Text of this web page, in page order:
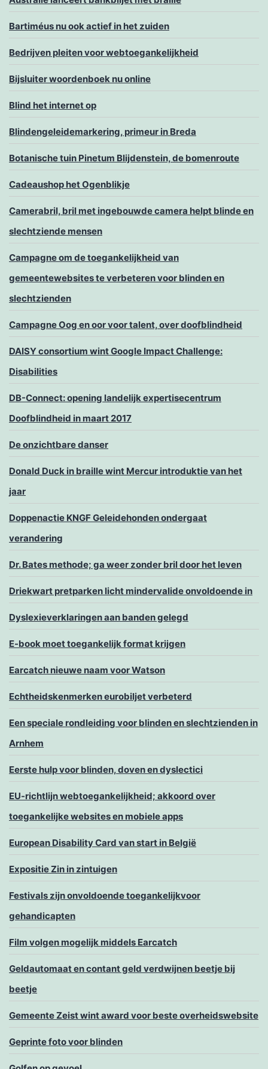
Bartiméus nu ook actief in het zuiden
Bedrijven pleiten voor webtoegankelijkheid
Bijsluiter woordenboek nu online
Blind het internet op
Blindengeleidemarkering, primeur in Breda
Botanische tuin Pinetum Blijdenstein, de bomenroute
Cadeaushop het Ogenblikje
Camerabril, bril met ingebouwde camera helpt blinde en
slechtziende mensen
Campagne om de toegankelijkheid van
gemeentewebsites te verbeteren voor blinden en
slechtzienden
Campagne Oog en oor voor talent, over doofblindheid
DAISY consortium wint Google Impact Challenge:
Disabilities
DB-Connect: opening landelijk expertisecentrum
Doofblindheid in maart 2017
De onzichtbare danser
Donald Duck in braille wint Mercur introduktie van het
jaar
Doppenactie KNGF Geleidehonden ondergaat
verandering
Dr. Bates methode; ga weer zonder bril door het leven
Driekwart pretparken licht mindervalide onvoldoende in
Dyslexieverklaringen aan banden gelegd
E-book moet toegankelijk format krijgen
Earcatch nieuwe naam voor Watson
Echtheidskenmerken eurobiljet verbeterd
Een speciale rondleiding voor blinden en slechtzienden in
Arnhem
Eerste hulp voor blinden, doven en dyslectici
EU-richtlijn webtoegankelijkheid; akkoord over
toegankelijke websites en mobiele apps
European Disability Card van start in België
Expositie Zin in zintuigen
Festivals zijn onvoldoende toegankelijkvoor
gehandicapten
Film volgen mogelijk middels Earcatch
Geldautomaat en contant geld verdwijnen beetje bij
beetje
Gemeente Zeist wint award voor beste overheidswebsite
Geprinte foto voor blinden